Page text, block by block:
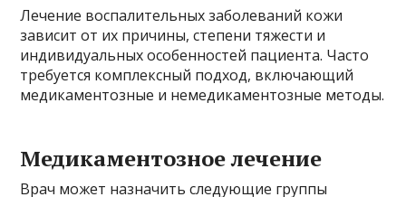
Лечение воспалительных заболеваний кожи
зависит от их причины, степени тяжести и
индивидуальных особенностей пациента. Часто
требуется комплексный подход, включающий
медикаментозные и немедикаментозные методы.
Медикаментозное лечение
Врач может назначить следующие группы